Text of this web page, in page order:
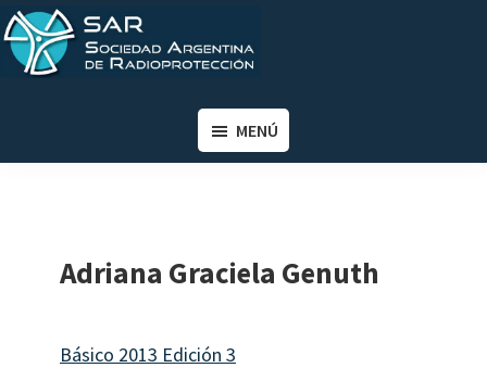
Saltar
al
contenido
Saltar
al
de
MENÚ
Adriana Graciela Genuth
Básico 2013 Edición 3